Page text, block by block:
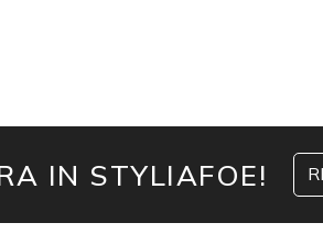
IN STYLIAFOE!